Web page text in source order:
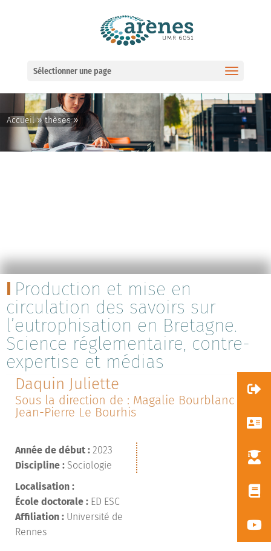
Sélectionner une page
Accueil»thèses»
Production et mise en
circulation des savoirs sur
l’eutrophisation en Bretagne.
Science réglementaire, contre-
expertise et médias
Daquin Juliette
Sous la direction de : Magalie Bourblanc /
Jean-Pierre Le Bourhis
Année de début : 2023
Discipline : Sociologie
Localisation :
École doctorale : ED ESC
Affiliation : Université de
Rennes